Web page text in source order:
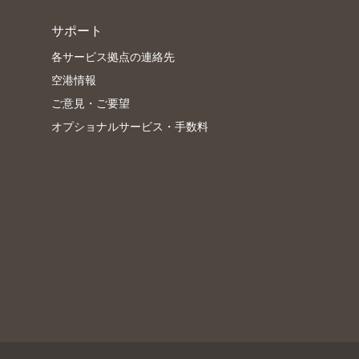
サポート
各サービス拠点の連絡先
空港情報
ご意見・ご要望
オプショナルサービス・手数料